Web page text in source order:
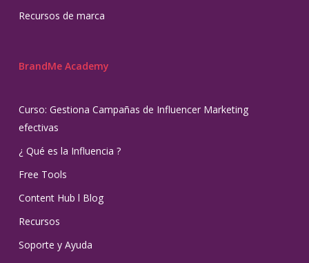
Recursos de marca
BrandMe Academy
Curso: Gestiona Campañas de Influencer Marketing
efectivas
¿ Qué es la Influencia ?
Free Tools
Content Hub l Blog
Recursos
Soporte y Ayuda